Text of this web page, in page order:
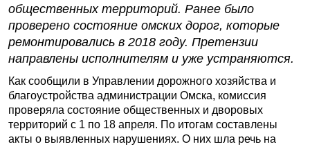
общественных территорий. Ранее было
проверено состояние омских дорог, которые
ремонтировались в 2018 году. Претензии
направлены исполнителям и уже устраняются.
Как сообщили в Управлении дорожного хозяйства и
благоустройства администрации Омска, комиссия
проверяла состояние общественных и дворовых
территорий с 1 по 18 апреля. По итогам составлены
акты о выявленных нарушениях. О них шла речь на